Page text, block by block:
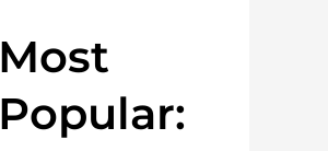
Most
Popular: